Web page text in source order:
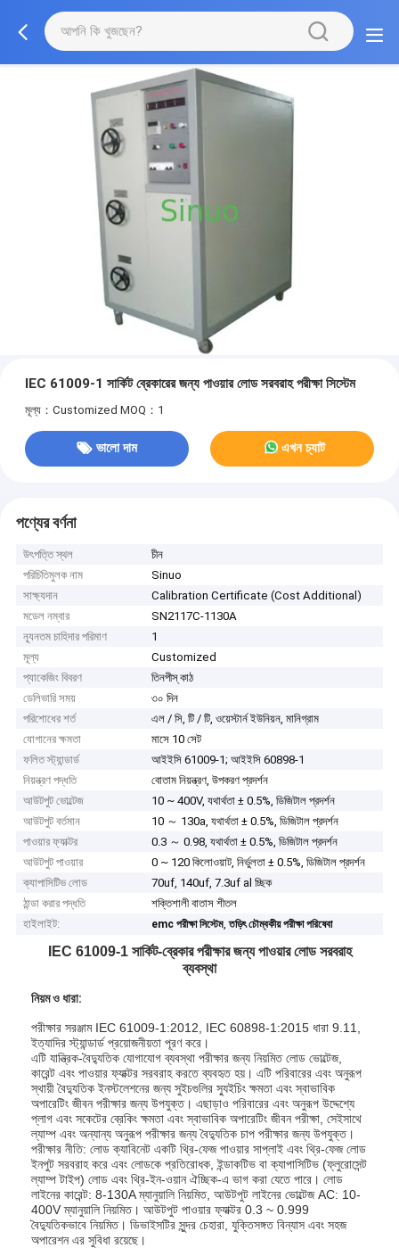
IEC 61009-1 সার্কিট ব্রেকারের জন্য পাওয়ার লোড সরবরাহ পরীক্ষা সিস্টেম
মূল্য：Customized MOQ：1
ভালো দাম এখন চ্যাট
পণ্যের বর্ণনা
উৎপত্তি স্থল
চীন
পরিচিতিমুলক নাম
Sinuo
সাক্ষ্যদান
Calibration Certificate (Cost Additional)
মডেল নম্বার
SN2117C-1130A
ন্যূনতম চাহিদার পরিমাণ
1
মূল্য
Customized
প্যাকেজিং বিবরণ
তিনপীস্ কাঠ
ডেলিভারি সময়
৩০ দিন
পরিশোধের শর্ত
এল / সি, টি / টি, ওয়েস্টার্ন ইউনিয়ন, মানিগ্রাম
যোগানের ক্ষমতা
মাসে 10 সেট
ফলিত স্ট্যান্ডার্ড
আইইসি 61009-1; আইইসি 60898-1
নিয়ন্ত্রণ পদ্ধতি
বোতাম নিয়ন্ত্রণ, উপকরণ প্রদর্শন
আউটপুট ভোল্টেজ
10 ~ 400V, যথার্থতা ± 0.5%, ডিজিটাল প্রদর্শন
আউটপুট বর্তমান
10 ～ 130a, যথার্থতা ± 0.5%, ডিজিটাল প্রদর্শন
পাওয়ার ফ্যাক্টর
0.3 ～ 0.98, যথার্থতা ± 0.5%, ডিজিটাল প্রদর্শন
আউটপুট পাওয়ার
0 ~ 120 কিলোওয়াট, নির্ভুলতা ± 0.5%, ডিজিটাল প্রদর্শন
ক্যাপাসিটিভ লোড
70uf, 140uf, 7.3uf al চ্ছিক
ঠান্ডা করার পদ্ধতি
শক্তিশালী বাতাস শীতল
হাইলাইট:
emc পরীক্ষা সিস্টেম,তড়িৎ চৌম্বকীয় পরীক্ষা পরিষেবা
IEC 61009-1 সার্কিট-ব্রেকার পরীক্ষার জন্য পাওয়ার লোড সরবরাহ
ব্যবস্থা
নিয়ম ও ধারা:
পরীক্ষার সরঞ্জাম IEC 61009-1:2012, IEC 60898-1:2015 ধারা 9.11,
ইত্যাদির স্ট্যান্ডার্ড প্রয়োজনীয়তা পূরণ করে।
এটি যান্ত্রিক-বৈদ্যুতিক যোগাযোগ ব্যবস্থা পরীক্ষার জন্য নিয়মিত লোড ভোল্টেজ,
কারেন্ট এবং পাওয়ার ফ্যাক্টর সরবরাহ করতে ব্যবহৃত হয়। এটি পরিবারের এবং অনুরূপ
স্থায়ী বৈদ্যুতিক ইনস্টলেশনের জন্য সুইচগুলির স্যুইচিং ক্ষমতা এবং স্বাভাবিক
অপারেটিং জীবন পরীক্ষার জন্য উপযুক্ত। এছাড়াও পরিবারের এবং অনুরূপ উদ্দেশ্যে
প্লাগ এবং সকেটের ব্রেকিং ক্ষমতা এবং স্বাভাবিক অপারেটিং জীবন পরীক্ষা, সেইসাথে
ল্যাম্প এবং অন্যান্য অনুরূপ পরীক্ষার জন্য বৈদ্যুতিক চাপ পরীক্ষার জন্য উপযুক্ত।
পরীক্ষার নীতি: লোড ক্যাবিনেট একটি থ্রি-ফেজ পাওয়ার সাপ্লাই এবং থ্রি-ফেজ লোড
ইনপুট সরবরাহ করে এবং লোডকে প্রতিরোধক, ইন্ডাকটিভ বা ক্যাপাসিটিভ (ফ্লুরোসেন্ট
ল্যাম্প টাইপ) লোড এবং থ্রি-ইন-ওয়ান ঐচ্ছিক-এ ভাগ করা যেতে পারে। লোড
লাইনের কারেন্ট: 8-130A ম্যানুয়ালি নিয়মিত, আউটপুট লাইনের ভোল্টেজ AC: 10-
400V ম্যানুয়ালি নিয়মিত। আউটপুট পাওয়ার ফ্যাক্টর 0.3 ~ 0.999
বৈদ্যুতিকভাবে নিয়মিত। ডিভাইসটির সুন্দর চেহারা, যুক্তিসঙ্গত বিন্যাস এবং সহজ
অপারেশন এর সুবিধা রয়েছে।